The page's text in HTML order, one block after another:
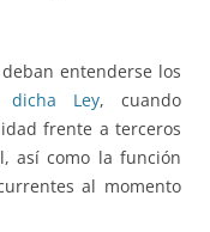
entenderse los
Ley, cuando
frente a terceros
así como la función
al momento